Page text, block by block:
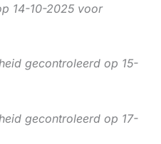
14-10-2025 voor
gecontroleerd op 15-
gecontroleerd op 17-